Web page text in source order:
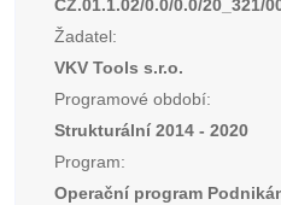
CZ.01.1.02/0.0/0.0/20_321/
Žadatel:
VKV Tools s.r.o.
Programové období:
Strukturální 2014 - 2020
Program:
Operační program